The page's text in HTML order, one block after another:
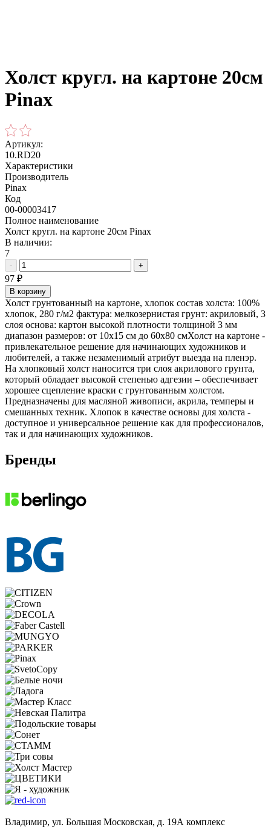
Холст кругл. на картоне 20см
Pinax
Артикул:
10.RD20
Характеристики
Производитель
Pinax
Код
00-00003417
Полное наименование
Холст кругл. на картоне 20см Pinax
В наличии:
7
- +
97 ₽
В корзину
Холст грунтованный на картоне, хлопок состав холста: 100%
хлопок, 280 г/м2 фактура: мелкозернистая грунт: акриловый, 3
слоя основа: картон высокой плотности толщиной 3 мм
диапазон размеров: от 10x15 см до 60x80 смХолст на картоне -
привлекательное решение для начинающих художников и
любителей, а также незаменимый атрибут выезда на пленэр.
На хлопковый холст наносится три слоя акрилового грунта,
который обладает высокой степенью адгезии – обеспечивает
хорошее сцепление краски с грунтованным холстом.
Предназначены для масляной живописи, акрила, темперы и
смешанных техник. Хлопок в качестве основы для холста -
доступное и универсальное решение как для профессионалов,
так и для начинающих художников.
Бренды
Владимир, ул. Большая Московская, д. 19А комплекс